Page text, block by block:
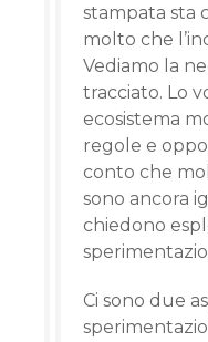
stampata sta
molto che
Vediamo la
tracciato. Lo
ecosistema
regole e
conto che
sono ancora
chiedono
Ci sono due